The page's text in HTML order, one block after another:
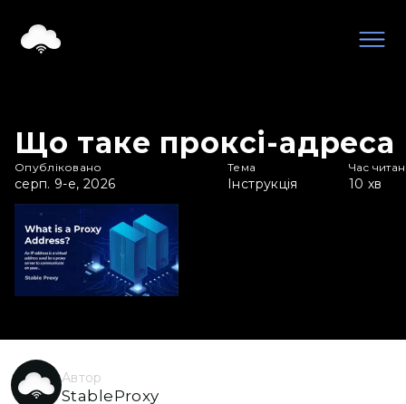
Що таке проксі-адреса
Опубліковано
серп. 9-е, 2026
Тема
Інструкція
Час
10 хв
Автор
StableProxy